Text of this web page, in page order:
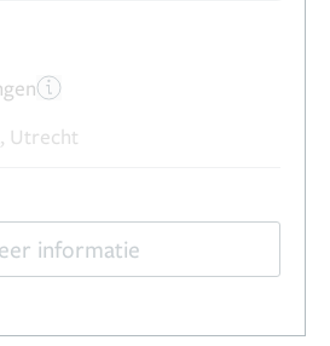
Utrecht
informatie